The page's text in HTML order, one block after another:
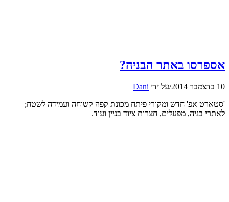
אספרסו באתר הבניה?
10 בדצמבר 2014 /על ידי Dani
'סטארט אפ' חדש ומקורי פיתח מכונת קפה קשוחה ועמידה לשטח;
לאתרי בניה, מפעלים, חצרות ציוד בניין ועוד.